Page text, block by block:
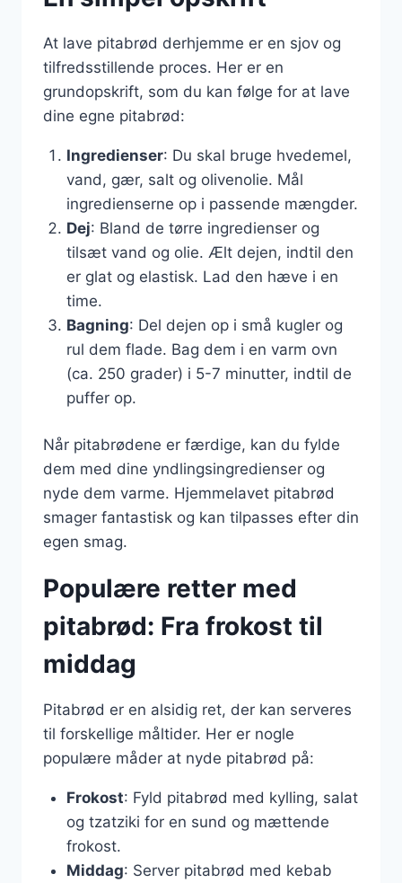
At lave pitabrød derhjemme er en sjov og
tilfredsstillende proces. Her er en
grundopskrift, som du kan følge for at lave
dine egne pitabrød:
Ingredienser: Du skal bruge hvedemel,
vand, gær, salt og olivenolie. Mål
ingredienserne op i passende mængder.
Dej: Bland de tørre ingredienser og
tilsæt vand og olie. Ælt dejen, indtil den
er glat og elastisk. Lad den hæve i en
time.
Bagning: Del dejen op i små kugler og
rul dem flade. Bag dem i en varm ovn
(ca. 250 grader) i 5-7 minutter, indtil de
puffer op.
Når pitabrødene er færdige, kan du fylde
dem med dine yndlingsingredienser og
nyde dem varme. Hjemmelavet pitabrød
smager fantastisk og kan tilpasses efter din
egen smag.
Populære retter med
pitabrød: Fra frokost til
middag
Pitabrød er en alsidig ret, der kan serveres
til forskellige måltider. Her er nogle
populære måder at nyde pitabrød på:
Frokost: Fyld pitabrød med kylling, salat
og tzatziki for en sund og mættende
frokost.
Middag: Server pitabrød med kebab